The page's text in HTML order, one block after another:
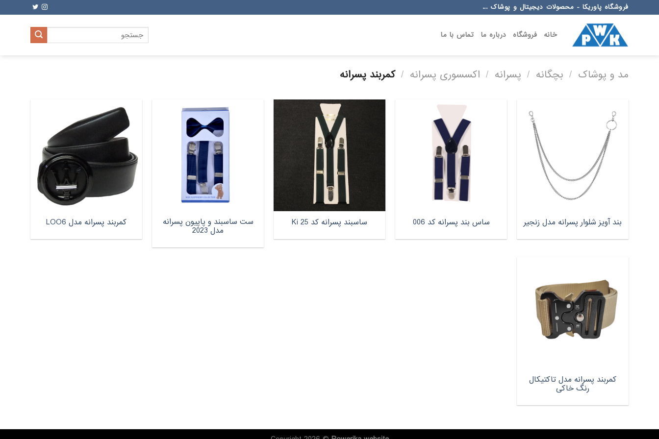
to
فروشگاه پاوریکا - محصولات دیجیتال و پوشاک ...
خانه فروشگاه درباره ما تماس با ما
جستجو
برای:
مد و پوشاک / بچگانه / پسرانه / اکسسوری پسرانه / کمربند پسرانه
بند آویز شلوار پسرانه مدل زنجیر ساس بند پسرانه کد 006 ساسبند پسرانه کد Ki 25 ست ساسبند و پاپیون پسرانه
مدل 2023
کمربند پسرانه مدل LOO6
کمربند پسرانه مدل تاکتیکال
رنگ خاکی